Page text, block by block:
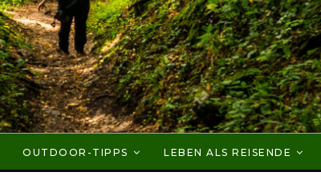
OUTDOOR-TIPPS LEBEN ALS REISENDE